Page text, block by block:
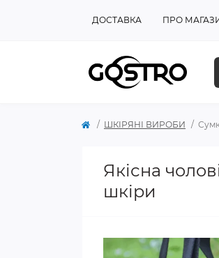
ДОСТАВКА ПРО
ШКІРЯНІ ВИРОБИ
Якісна
шкіри